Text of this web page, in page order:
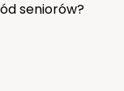
seniorów?